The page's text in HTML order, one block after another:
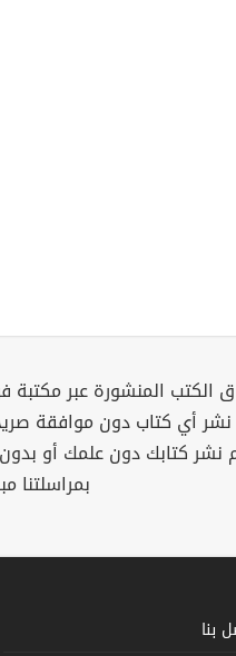
الكتب المنشورة عبر مكتبة
نشر أي كتاب دون موافقة
نشر كتابك دون علمك أو
بمراسلتنا
بنا